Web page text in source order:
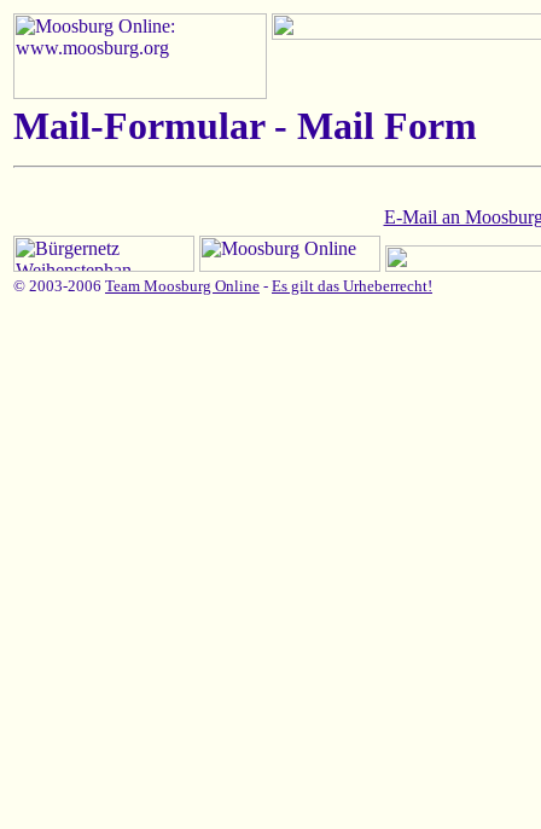
Mail-Formular - Mail Form
E-Mail an
© 2003-2006 Team Moosburg Online - Es gilt das Urheberrecht!